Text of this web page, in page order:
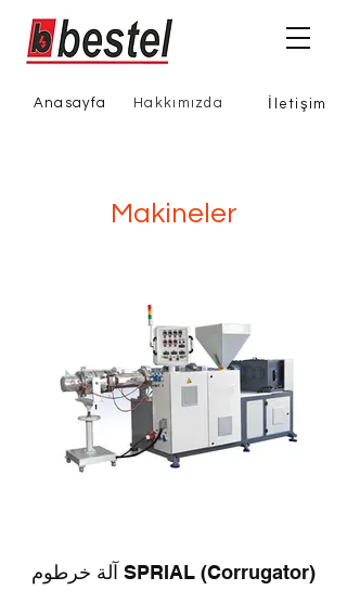
Anasayfa Hakkımızda İletişim
Makineler
آلة خرطوم SPRIAL (Corrugator)